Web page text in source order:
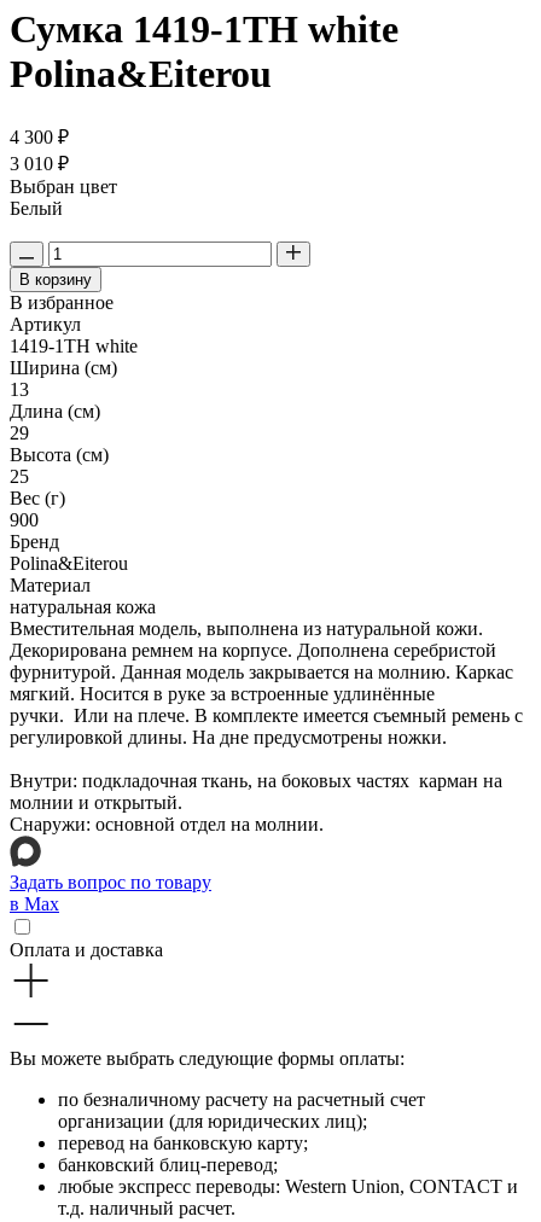
Сумка 1419-1TH white
Polina&Eiterou
4 300 ₽
3 010 ₽
Выбран цвет
Белый
В корзину
В избранное
Артикул
1419-1TH white
Ширина (см)
13
Длина (см)
29
Высота (см)
25
Вес (г)
900
Бренд
Polina&Eiterou
Материал
натуральная кожа
Вместительная модель, выполнена из натуральной кожи.
Декорирована ремнем на корпусе. Дополнена серебристой
фурнитурой. Данная модель закрывается на молнию. Каркас
мягкий. Носится в руке за встроенные удлинённые
ручки. Или на плече. В комплекте имеется съемный ремень с
регулировкой длины. На дне предусмотрены ножки.
Внутри: подкладочная ткань, на боковых частях карман на
молнии и открытый.
Снаружи: основной отдел на молнии.
Задать вопрос по товару
в Max
Оплата и доставка
Вы можете выбрать следующие формы оплаты:
по безналичному расчету на расчетный счет
организации (для юридических лиц);
перевод на банковскую карту;
банковский блиц-перевод;
любые экспресс переводы: Western Union, CONTACT и
т.д. наличный расчет.